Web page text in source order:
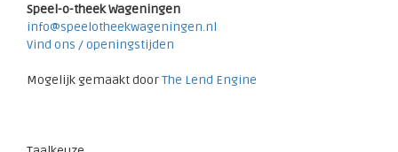
Speel-o-theek Wageningen
info@speelotheekwageningen.nl
Vind ons / openingstijden
Mogelijk gemaakt doorThe Lend Engine